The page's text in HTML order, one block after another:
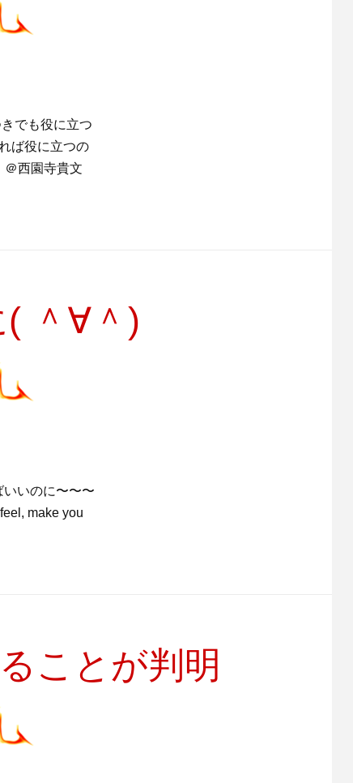
でも役に立つ
ば役に立つの
＠西園寺貴文
＾∀＾)
いのに〜〜〜
make you
ことが判明